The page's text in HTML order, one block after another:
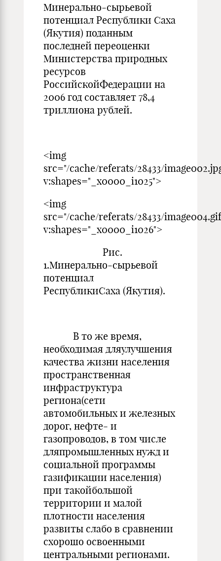
Минерально-сырьевой
потенциал Республики Саха
(Якутия) поданным
последней переоценки
Министерства природных
ресурсов
РоссийскойФедерации на
2006 год составляет 78,4
триллиона рублей.
<img
src="/cache/referats/28433/
v:shapes="_x0000_i1025">
<img
src="/cache/referats/28433/
v:shapes="_x0000_i1026">
Рис.
1.Минерально-сырьевой
потенциал
РеспубликиСаха (Якутия).
В то же время,
необходимая дляулучшения
качества жизни населения
пространственная
инфраструктура
региона(сети
автомобильных и железных
дорог, нефте- и
газопроводов, в том числе
дляпромышленных нужд и
социальной программы
газификации населения)
при такойбольшой
территории и малой
плотности населения
развиты слабо в сравнении
схорошо освоенными
центральными регионами.